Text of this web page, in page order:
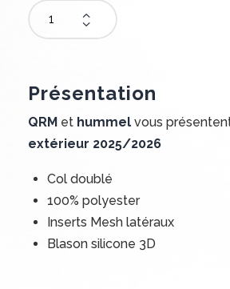
Présentation
QRM et hummel vous
extérieur 2025/2026
Col doublé
100% polyester
Inserts Mesh latéraux
Blason silicone 3D